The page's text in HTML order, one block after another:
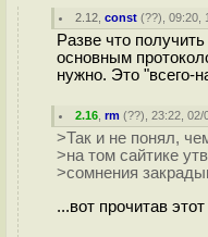
2.12 ,const (??), 09:20,
Разве что
основным
нужно. Это "всего-
2.16 ,rm (??), 23:22, 02/
>Так и не понял,
>на том сайтике
>сомнения
...вот прочитав